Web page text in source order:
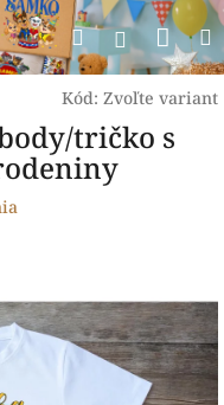
Hľadať
Kód: Zvoľte variant
tričko s